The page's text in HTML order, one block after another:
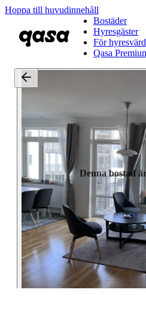
Hoppa till huvudinnehåll
Bostäder
Hyresgäster
För
Qasa
Denna bostad